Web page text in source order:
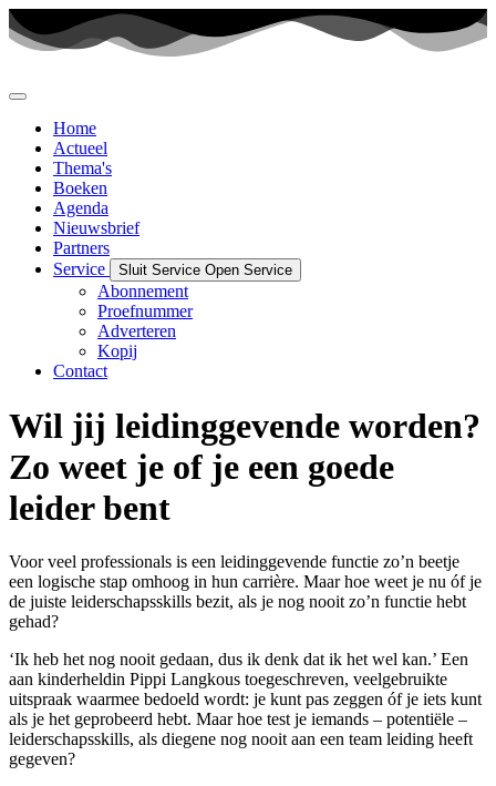
Ga
naar
Home
Actueel
Thema's
Boeken
Agenda
Nieuwsbrief
Partners
Service
Sluit Service Open Service
Abonnement
Proefnummer
Adverteren
Kopij
Contact
Wil jij leidinggevende worden?
Zo weet je of je een goede
leider bent
Voor veel professionals is een leidinggevende functie zo’n beetje
een logische stap omhoog in hun carrière. Maar hoe weet je nu óf je
de juiste leiderschapsskills bezit, als je nog nooit zo’n functie hebt
gehad?
‘Ik heb het nog nooit gedaan, dus ik denk dat ik het wel kan.’ Een
aan kinderheldin Pippi Langkous toegeschreven, veelgebruikte
uitspraak waarmee bedoeld wordt: je kunt pas zeggen óf je iets kunt
als je het geprobeerd hebt. Maar hoe test je iemands – potentiële –
leiderschapsskills, als diegene nog nooit aan een team leiding heeft
gegeven?